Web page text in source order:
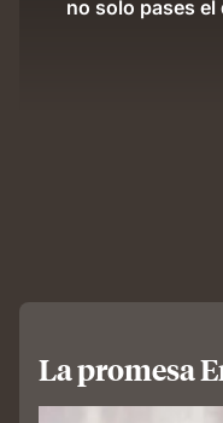
no solo pases
La promesa